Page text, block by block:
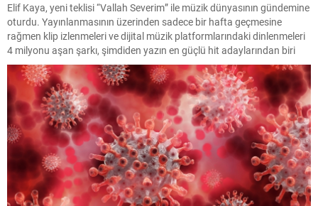
Elif Kaya, yeni teklisi “Vallah Severim” ile müzik dünyasının gündemine
oturdu. Yayınlanmasının üzerinden sadece bir hafta geçmesine
rağmen klip izlenmeleri ve dijital müzik platformlarındaki dinlenmeleri
4 milyonu aşan şarkı, şimdiden yazın en güçlü hit adaylarından biri
olarak gösteriliyor. Enerjik altyapısı, hareketli ritmi ve ilk dinleyişte
akıllara kazınan nakaratıyla dikkat çeken...